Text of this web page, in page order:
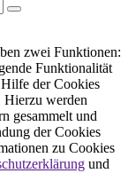
zwei Funktionen:
Funktionalität
der Cookies
Hierzu werden
gesammelt und
der Cookies
zu Cookies
und